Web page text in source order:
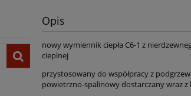
Opis
nowy wymiennik ciepła C6-1 z
cieplnej
przystosowany do współpracy z
powietrzno-spalinowy dostarczany wraz z